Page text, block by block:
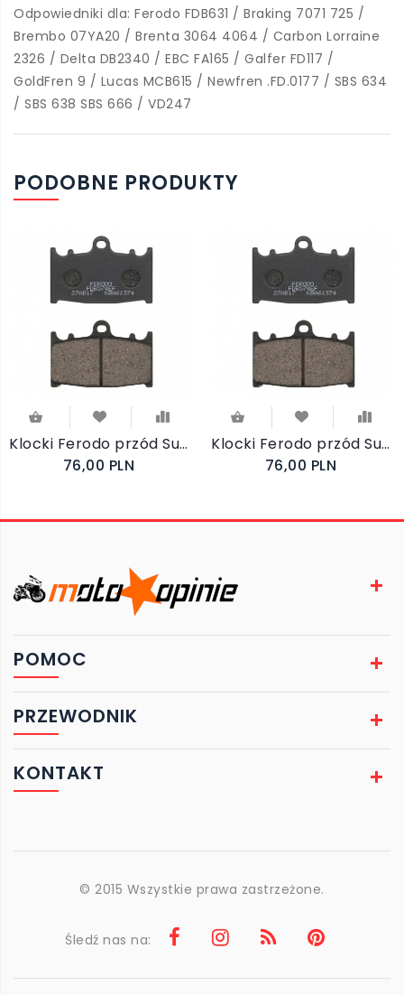
Odpowiedniki dla: Ferodo FDB631 / Braking 7071 725 /
Brembo 07YA20 / Brenta 3064 4064 / Carbon Lorraine
2326 / Delta DB2340 / EBC FA165 / Galfer FD117 /
GoldFren 9 / Lucas MCB615 / Newfren .FD.0177 / SBS 634
/ SBS 638 SBS 666 / VD247
PODOBNE PRODUKTY
Klocki Ferodo przód Suzuki GSF1250 SA Bandit 2007-2012
76,00 PLN
Klocki Ferodo przód Suzuki GSF 1200 SA Bandit ABS 2006-2007
76,00 PLN
POMOC
PRZEWODNIK
KONTAKT
© 2015 Wszystkie prawa zastrzeżone.
Śledź nas na: